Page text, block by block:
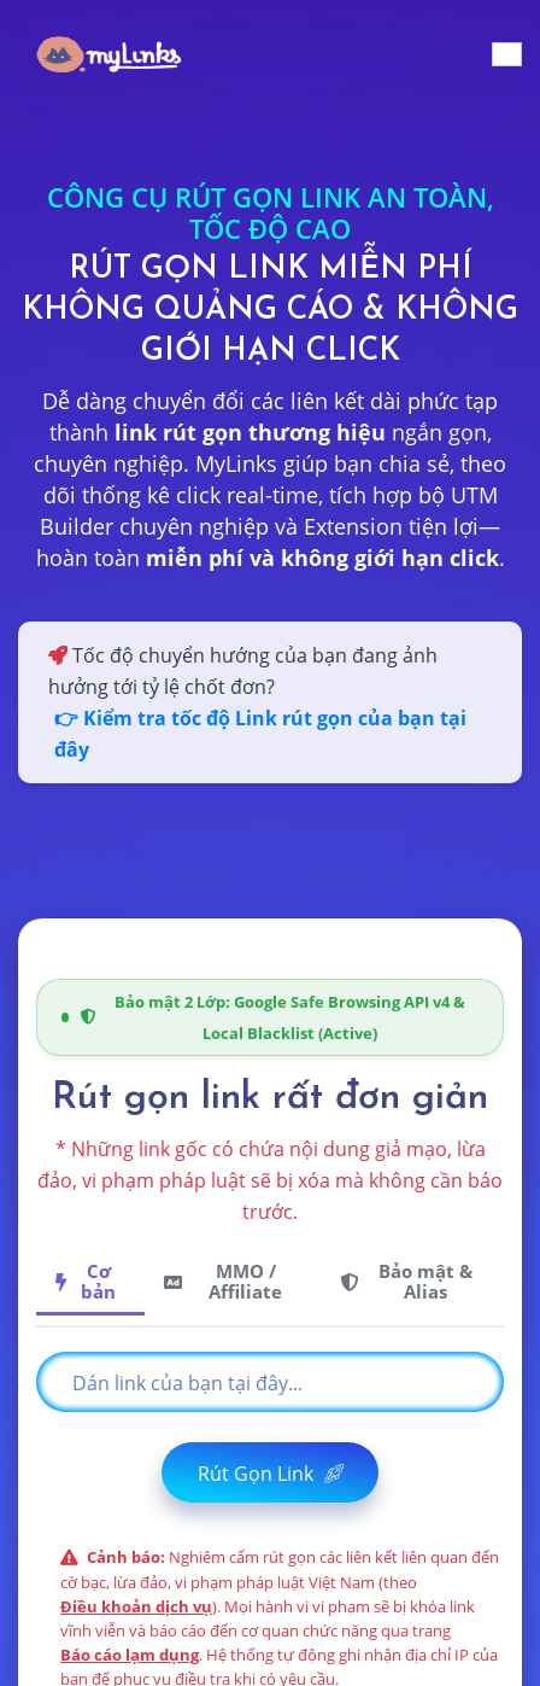
CÔNG CỤ RÚT GỌN LINK AN TOÀN,
TỐC ĐỘ CAO
RÚT GỌN LINK MIỄN PHÍ
KHÔNG QUẢNG CÁO & KHÔNG
GIỚI HẠN CLICK
Dễ dàng chuyển đổi các liên kết dài phức tạp
thành link rút gọn thương hiệu ngắn gọn,
chuyên nghiệp. MyLinks giúp bạn chia sẻ, theo
dõi thống kê click real-time, tích hợp bộ UTM
Builder chuyên nghiệp và Extension tiện lợi—
hoàn toàn miễn phí và không giới hạn click.
Tốc độ chuyển hướng của bạn đang ảnh
hưởng tới tỷ lệ chốt đơn?
👉 Kiểm tra tốc độ Link rút gọn của bạn tại
đây
Bảo mật 2 Lớp: Google Safe Browsing API v4 &
Local Blacklist (Active)
Rút gọn link rất đơn giản
* Những link gốc có chứa nội dung giả mạo, lừa
đảo, vi phạm pháp luật sẽ bị xóa mà không cần báo
trước.
Cơ
bản
MMO /
Affiliate
Bảo mật &
Alias
Rút Gọn Link
Cảnh báo: Nghiêm cấm rút gọn các liên kết liên quan đến
cờ bạc, lừa đảo, vi phạm pháp luật Việt Nam (theo
Điều khoản dịch vụ). Mọi hành vi vi phạm sẽ bị khóa link
vĩnh viễn và báo cáo đến cơ quan chức năng qua trang
Báo cáo lạm dụng. Hệ thống tự động ghi nhận địa chỉ IP của
bạn để phục vụ điều tra khi có yêu cầu.